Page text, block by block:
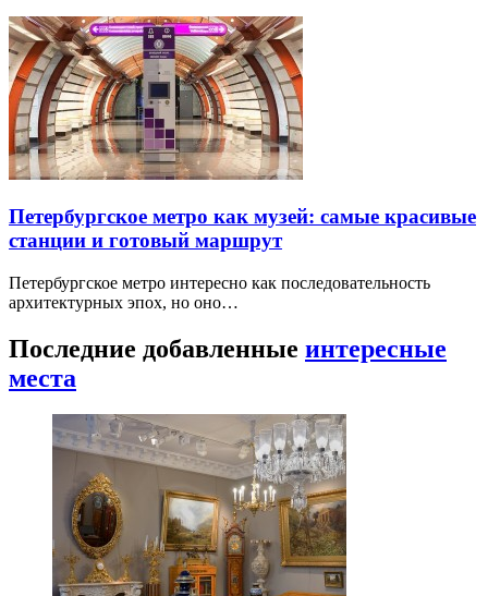
Петербургское метро как музей: самые красивые
станции и готовый маршрут
Петербургское метро интересно как последовательность
архитектурных эпох, но оно…
Последние добавленные интересные
места